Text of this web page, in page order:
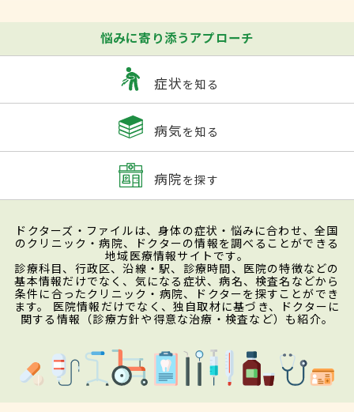
悩みに寄り添うアプローチ
症状を知る
病気を知る
病院を探す
ドクターズ・ファイルは、身体の症状・悩みに合わせ、全国
のクリニック・病院、ドクターの情報を調べることができる
地域医療情報サイトです。
診療科目、行政区、沿線・駅、診療時間、医院の特徴などの
基本情報だけでなく、気になる症状、病名、検査名などから
条件に合ったクリニック・病院、ドクターを探すことができ
ます。 医院情報だけでなく、独自取材に基づき、ドクターに
関する情報（診療方針や得意な治療・検査など）も紹介。